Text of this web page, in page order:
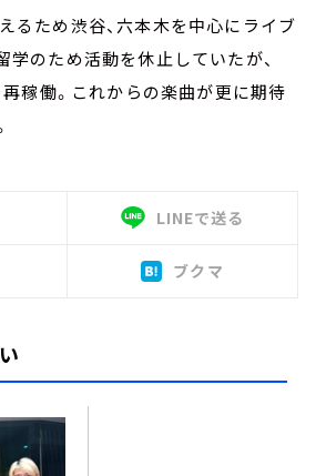
るため渋谷、六本木を中心にライブ
学のため活動を休止していたが、
稼働。これからの楽曲が更に期待
LINEで送る
ブクマ